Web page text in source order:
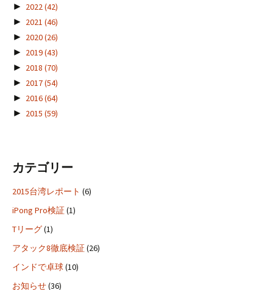
► 2022(42)
► 2021 (46)
► 2020(26)
► 2019(43)
► 2018 (70)
► 2017(54)
► 2016(64)
► 2015 (59)
カテゴリー
2015台湾レポート (6)
iPong Pro検証(1)
Tリーグ(1)
アタック8徹底検証(26)
インドで卓球(10)
お知らせ(36)